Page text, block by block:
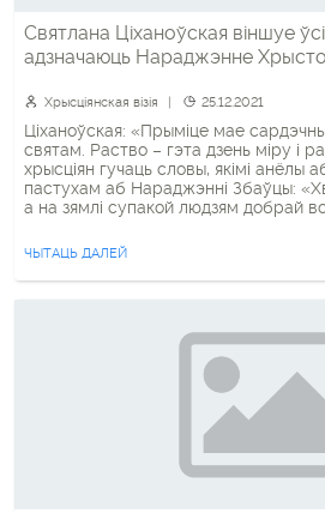
Святлана Ціханоўская віншуе
адзначаюць Нараджэнне
Хрысціянская візія 25.12.2021
Ціханоўская: «Прыміце мае
святам. Раство – гэта дзень міру і
хрысціян гучаць словы, якімі анёлы
пастухам аб Нараджэнні Збаўцы:
а на зямлі супакой людзям добрай
аб’явіў уласнаму народу вайну без
ЧЫТАЦЬ ДАЛЕЙ